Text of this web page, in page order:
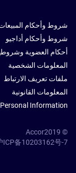
شروط وأحكام
شروط وأحكام أداجيو
أحكام العضوية
المعلومات الشخصية
ملفات تعريف الارتباط
المعلومات القانونية
Information
© Accor2019
ICP备10203162号-7